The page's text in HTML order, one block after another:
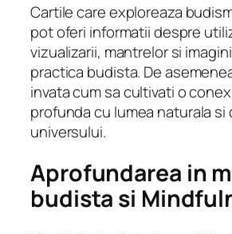
Cartile care exploreaza
pot oferi informatii despre
vizualizarii, mantrelor si
practica budista. De
invata cum sa cultivati o
profunda cu lumea naturala si
universului.
Aprofundarea in
budista si